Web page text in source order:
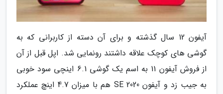
آیفون 12 سال گذشته و برای آن دسته از کاربرانی که به
گوشی های کوچک علاقه داشتند رونمایی شد. اپل قبل از آن
از فروش آیفون 11 به اسم یک گوشی 6.1 اینچی سود خوبی
به جیب زد و آیفون SE 2020 هم با میزان 4.7 اینچ عملکرد